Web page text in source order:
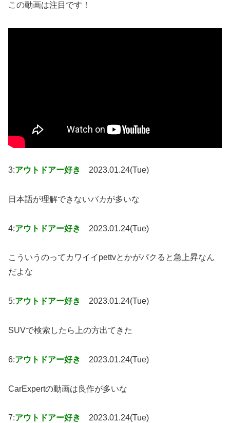
この動画は注目です！
3:アウトドアー好き 2023.01.24(Tue)
日本語が理解できないバカが多いな
4:アウトドアー好き 2023.01.24(Tue)
こういうのってカワイイpettvとかがパクると急上昇なん
だよな
5:アウトドアー好き 2023.01.24(Tue)
SUVで検索したら上の方出てきた
6:アウトドアー好き 2023.01.24(Tue)
CarExpertの動画は良作が多いな
7:アウトドアー好き 2023.01.24(Tue)